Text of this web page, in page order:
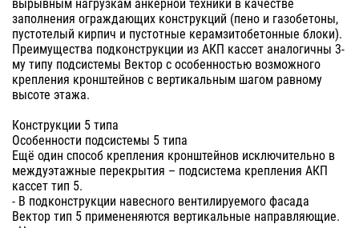
заполнения ограждающих конструкций (пено и газобетоны,
пустотелый кирпич и пустотные керамзитобетонные блоки).
Преимущества подконструкции из АКП кассет аналогичны 3-
му типу подсистемы Вектор с особенностью возможного
крепления кронштейнов с вертикальным шагом равному
высоте этажа.
Конструкции 5 типа
Особенности подсистемы 5 типа
Ещё один способ крепления кронштейнов исключительно в
междуэтажные перекрытия – подсистема крепления АКП
кассет тип 5.
- В подконструкции навесного вентилируемого фасада
Вектор тип 5 примененяются вертикальные направляющие.